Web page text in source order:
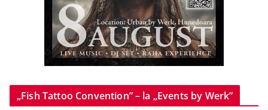
„Fish Tattoo Convention” – la „Events by Werk”